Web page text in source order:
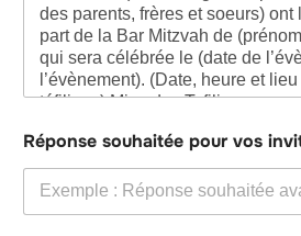
Réponse souhaitée pour vos